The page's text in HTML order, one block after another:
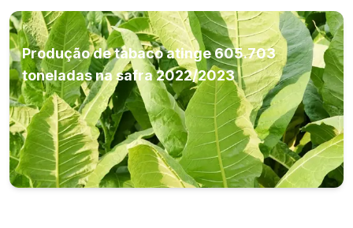
Produção de tabaco atinge 605.703
toneladas na safra 2022/2023